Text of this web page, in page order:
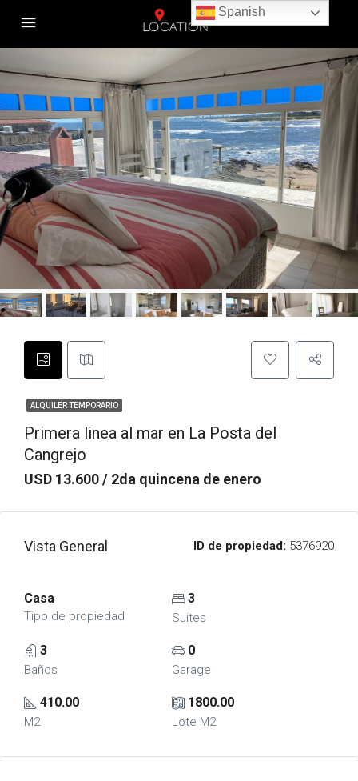
ALQUILER TEMPORARIO
Primera linea al mar en La Posta del
Cangrejo
USD 13.600 / 2da quincena de enero
Vista General ID de propiedad: 5376920
Casa
Tipo de propiedad
3
Suites
3
Baños
0
Garage
410.00
M2
1800.00
Lote M2
Spanish